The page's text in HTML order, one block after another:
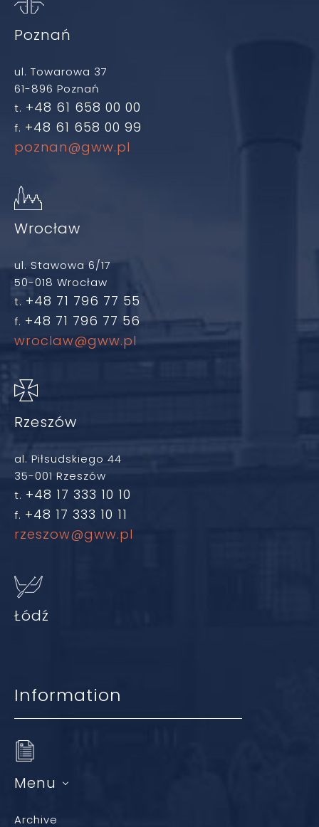
Poznań
ul. Towarowa 37
61-896 Poznań
t. +48 61 658 00 00
f. +48 61 658 00 99
poznan@gww.pl
Wrocław
ul. Stawowa 6/17
50-018 Wrocław
t. +48 71 796 77 55
f. +48 71 796 77 56
wroclaw@gww.pl
Rzeszów
al. Piłsudskiego 44
35-001 Rzeszów
t. +48 17 333 10 10
f. +48 17 333 10 11
rzeszow@gww.pl
Łódź
Information
Menu
Archive